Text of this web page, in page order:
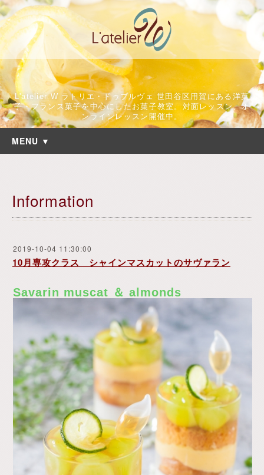
L'atelier W ラトリエ・ドゥブルヴェ 世田谷区用賀にある洋菓
子・フランス菓子を中心にしたお菓子教室。対面レッスン、オ
ンラインレッスン開催中。
MENU ▼
Information
2019-10-04 11:30:00
10月専攻クラス シャインマスカットのサヴァラン
Savarin muscat ＆ almonds